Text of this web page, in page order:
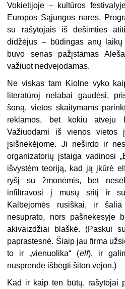
Vokietijoje – kultūros
Europos Sąjungos nares.
su rašytojais iš dešimties
didžėjus – būdingas anų
buvo senas pažįstamas
važiuot nedvejodamas.
Ne viskas tam Kiolne vyko
literatūroj nelabai gaudėsi,
šoną, vietos skaitymams
reklamos, bet kokiu atveju
Važiuodami iš vienos
įsišnekėjome. Ji neširdo ir
organizatorių įstaiga vadinosi
išvystėm teoriją, kad ją įkūrė
ryšį su žmonėmis, bet
infiltravosi į mūsų sritį ir
Kalbėjomės rusiškai, ir
nesuprato, nors pašnekesyje
akivaizdžiai blaškė. (Paskui
paprastesnė. Šiaip jau firma
to ir „vienuolika“ (elf), ir
nusprendė išbėgti šiton vejon.)
Kad ir kaip ten būtų, rašytojai